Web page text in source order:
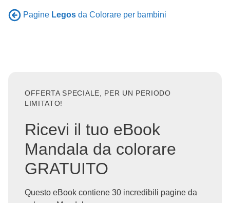
Pagine Legos da Colorare per bambini
OFFERTA SPECIALE, PER UN PERIODO
LIMITATO!
Ricevi il tuo eBook
Mandala da colorare
GRATUITO
Questo eBook contiene 30 incredibili pagine da